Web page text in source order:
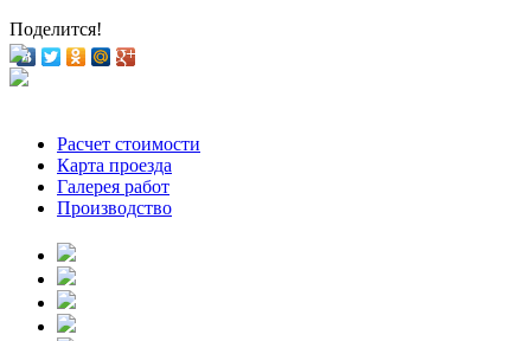
Поделится!
Расчет стоимости
Карта проезда
Галерея работ
Производство